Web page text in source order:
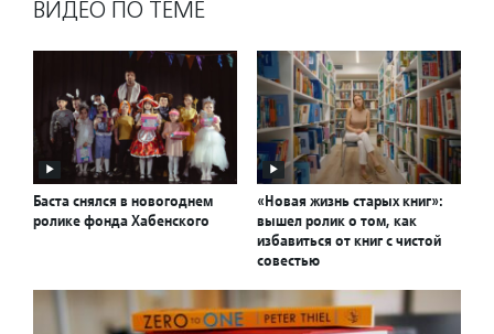
ВИДЕО ПО ТЕМЕ
Баста снялся в новогоднем
ролике фонда Хабенского
«Новая жизнь старых книг»:
вышел ролик о том, как
избавиться от книг с чистой
совестью